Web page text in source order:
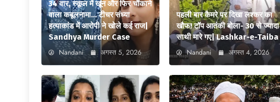
34 वार, स्कूल में खून और फिर चौंकाने
वाला कबूलनामा… टीचर संध्या
हत्याकांड में आरोपी ने खोले कई राज|
Sandhya Murder Case
Nandani अगस्त 5, 2026
पहली बार कैमरे पर दिखा लश्कर का
खौफ! टॉप आतंकी बोला- 30 से ज्यादा
साथी मारे गए| Lashkar-e-Taiba
Nandani अगस्त 4, 2026